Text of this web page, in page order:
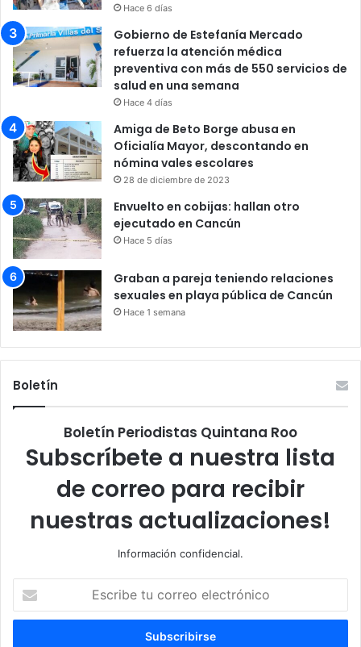
Hace 6 días
Gobierno de Estefanía Mercado
refuerza la atención médica
preventiva con más de 550 servicios de
salud en una semana
Hace 4 días
Amiga de Beto Borge abusa en
Oficialía Mayor, descontando en
nómina vales escolares
28 de diciembre de 2023
Envuelto en cobijas: hallan otro
ejecutado en Cancún
Hace 5 días
Graban a pareja teniendo relaciones
sexuales en playa pública de Cancún
Hace 1 semana
Boletín
Boletín Periodistas Quintana Roo
Subscríbete a nuestra lista
de correo para recibir
nuestras actualizaciones!
Información confidencial.
correo